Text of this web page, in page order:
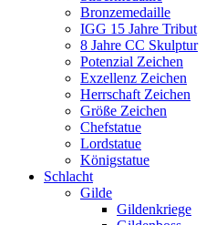
Bronzemedaille
IGG 15 Jahre Tribut
8 Jahre CC Skulptur
Potenzial Zeichen
Exzellenz Zeichen
Herrschaft Zeichen
Größe Zeichen
Chefstatue
Lordstatue
Königstatue
Schlacht
Gilde
Gildenkriege